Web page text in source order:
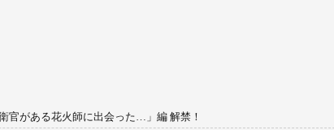
官がある花火師に出会った…」編 解禁！